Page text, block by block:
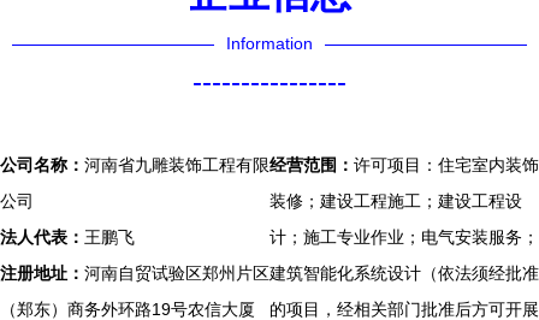
Information
----------------
公司名称： 河南省九雕装饰工程有限
公司
法人代表： 王鹏飞
注册地址： 河南自贸试验区郑州片区
（郑东）商务外环路19号农信大厦
经营范围： 许可项目：住宅室内装饰
装修；建设工程施工；建设工程设
计；施工专业作业；电气安装服务；
建筑智能化系统设计（依法须经批准
的项目，经相关部门批准后方可开展